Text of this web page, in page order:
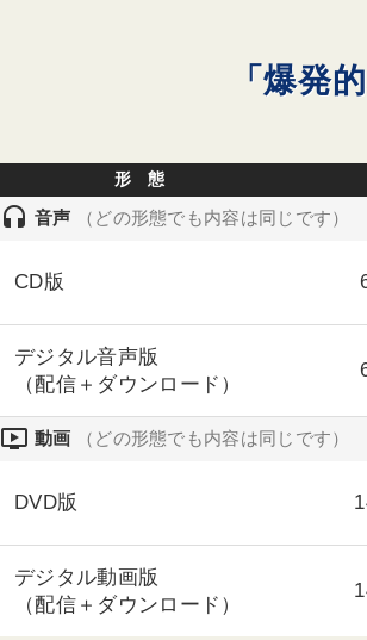
「爆発
形 態
headset 音声 （どの形態でも内容は同じです）
CD版
デジタル音声版
（配信＋ダウンロード）
ondemand_video 動画 （どの形態でも内容は同じです）
DVD版
デジタル動画版
（配信＋ダウンロード）